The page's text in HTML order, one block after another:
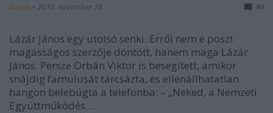
bozon • 2010. november 18. 49
Lázár János egy utolsó senki. Erről nem e poszt
magasságos szerzője döntött, hanem maga Lázár
János. Persze Orbán Viktor is besegített, amikor
snájdig famulusát tárcsázta, és ellenállhatatlan
hangon belebúgta a telefonba: – „Neked, a Nemzeti
Együttműködés…